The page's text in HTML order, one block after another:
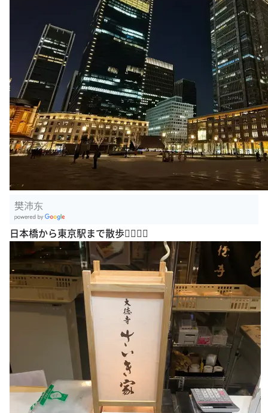
樊沛东
oogle Plac
日本橋から東京駅まで散歩🚶‍♀️🚶‍♀️